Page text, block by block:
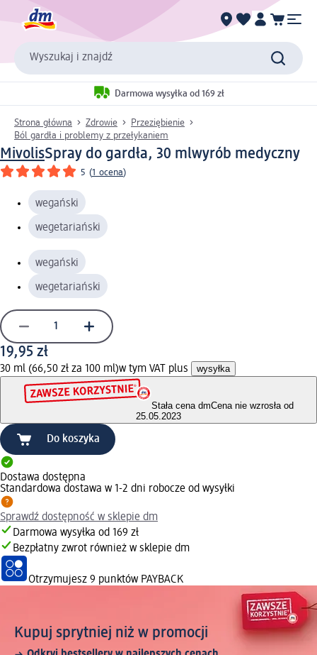
Wyszukaj i znajdź
Darmowa wysyłka od 169 zł
Strona główna Zdrowie
Przeziębienie
Ból gardła i problemy z przełykaniem
MivolisSpray do gardła, 30 mlwyrób medyczny
5 (1 ocena)
wegański
wegetariański
wegański
wegetariański
19,95 zł
30 ml (66,50 zł za 100 ml)w tym VAT plus wysyłka
Stała cena dmCena nie wzrosła od
25.05.2023
Do koszyka
Dostawa dostępna
Standardowa dostawa w 1-2 dni robocze od wysyłki
Sprawdź dostępność w sklepie dm
Darmowa wysyłka od 169 zł
Bezpłatny zwrot również w sklepie dm
Otrzymujesz 9 punktów PAYBACK
Kupuj sprytniej niż w promocji